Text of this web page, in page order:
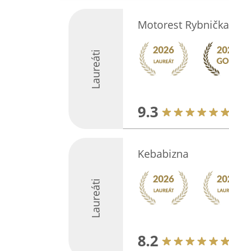
Laureáti
Motorest Rybnička
9.3
Laureáti
Kebabizna
8.2